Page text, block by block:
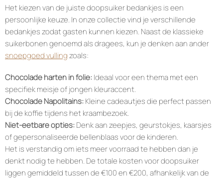
Het kiezen van de juiste doopsuiker bedankjes is een
persoonlijke keuze. In onze collectie vind je verschillende
bedankjes zodat gasten kunnen kiezen. Naast de klassieke
suikerbonen genoemd als dragees, kun je denken aan ander
snoepgoed vullingzoals:
Chocolade harten in folie:Ideaal voor een thema met een
specifiek meisje of jongen kleuraccent.
Chocolade Napolitains:Kleine cadeautjes die perfect passen
bij de koffie tijdens het kraambezoek.
Niet-eetbare opties:Denk aan zeepjes, geurstokjes, kaarsjes
of gepersonaliseerde bellenblaas voor de kinderen.
Het is verstandig om iets meer voorraad te hebben dan je
denkt nodig te hebben. De totale kosten voor doopsuiker
liggen gemiddeld tussen de €100 en €200, afhankelijk van de